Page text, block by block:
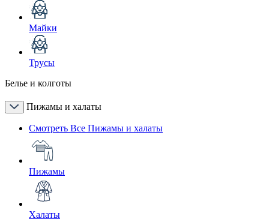
Майки
Трусы
Белье и колготы
Пижамы и халаты
Смотреть Все Пижамы и халаты
Пижамы
Халаты